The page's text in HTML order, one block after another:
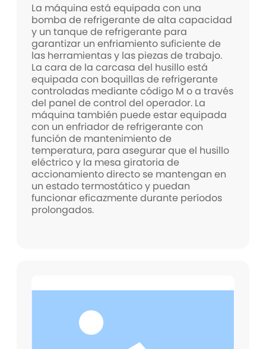
La máquina está equipada con una
bomba de refrigerante de alta capacidad
y un tanque de refrigerante para
garantizar un enfriamiento suficiente de
las herramientas y las piezas de trabajo.
La cara de la carcasa del husillo está
equipada con boquillas de refrigerante
controladas mediante código M o a través
del panel de control del operador. La
máquina también puede estar equipada
con un enfriador de refrigerante con
función de mantenimiento de
temperatura, para asegurar que el husillo
eléctrico y la mesa giratoria de
accionamiento directo se mantengan en
un estado termostático y puedan
funcionar eficazmente durante períodos
prolongados.